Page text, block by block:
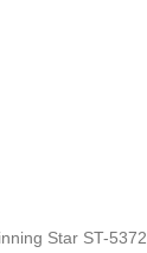
Star ST-5372